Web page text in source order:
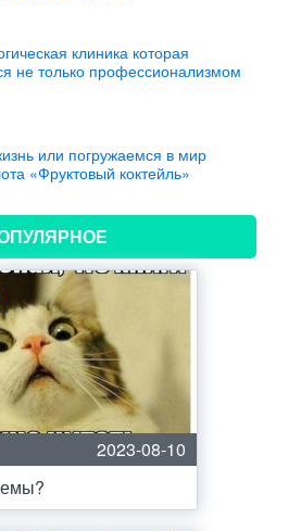
клиника которая
не только профессионализмом
или погружаемся в мир
«Фруктовый коктейль»
2023-08-10